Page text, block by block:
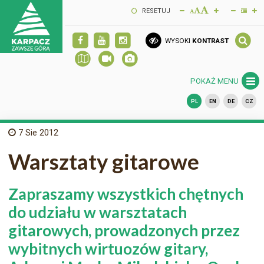
RESETUJ
WYSOKI KONTRAST
POKAŻ MENU
PL EN DE CZ
7 Sie 2012
Warsztaty gitarowe
Zapraszamy wszystkich chętnych
do udziału w warsztatach
gitarowych, prowadzonych przez
wybitnych wirtuozów gitary,